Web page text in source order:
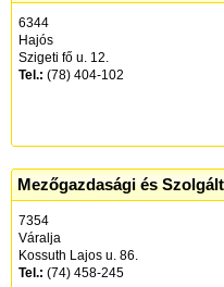
6344
Hajós
Szigeti fő u. 12.
Tel.: (78) 404-102
Mezőgazdasági és
7354
Váralja
Kossuth Lajos u. 86.
Tel.: (74) 458-245